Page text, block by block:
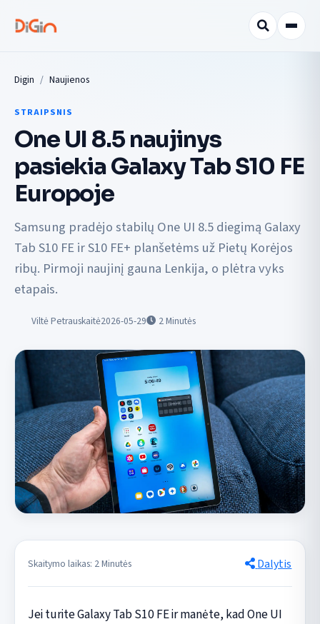
Digin Naujienos
STRAIPSNIS
One UI 8.5 naujinys
pasiekia Galaxy Tab S10 FE
Europoje
Samsung pradėjo stabilų One UI 8.5 diegimą Galaxy
Tab S10 FE ir S10 FE+ planšetėms už Pietų Korėjos
ribų. Pirmoji naujinį gauna Lenkija, o plėtra vyks
etapais.
Viltė Petrauskaitė2026-05-29 2Minutės
Skaitymo laikas: 2 Minutės Dalytis
Jei turite Galaxy Tab S10 FE ir manėte, kad One UI